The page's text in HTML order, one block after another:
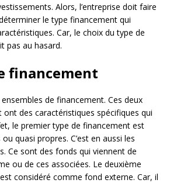
Alors, l’entreprise doit faire
le type financement qui
Car, le choix du type de
pas au hasard.
financement
de financement. Ces deux
des caractéristiques spécifiques qui
le premier type de financement est
quasi propres. C’est en aussi les
Ce sont des fonds qui viennent de
ou de ces associées. Le deuxième
considéré comme fond externe. Car, il